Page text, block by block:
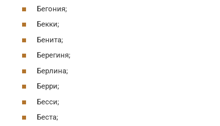
Бегония;
Бекки;
Бенита;
Берегиня;
Берлина;
Берри;
Бесси;
Беста;